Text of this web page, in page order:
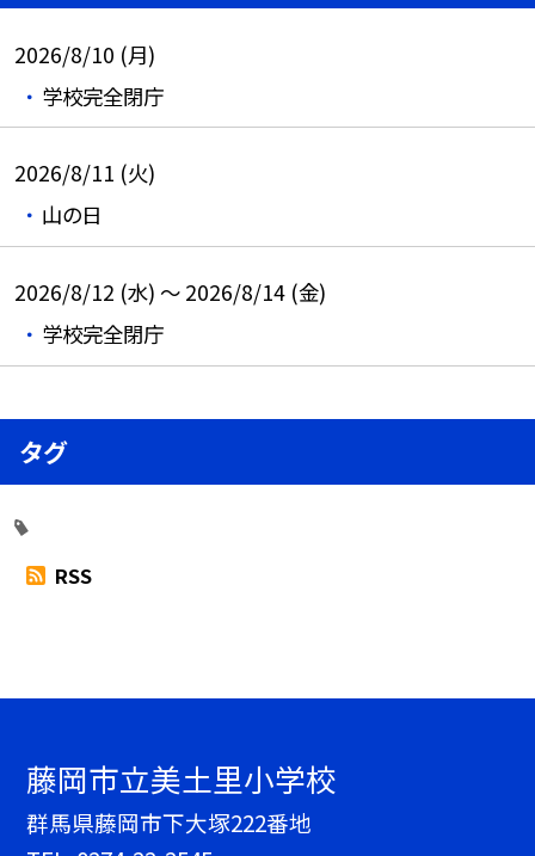
2026/8/10 (月)
学校完全閉庁
2026/8/11 (火)
山の日
2026/8/12 (水) ～ 2026/8/14 (金)
学校完全閉庁
タグ
RSS
藤岡市立美土里小学校
群馬県藤岡市下大塚222番地